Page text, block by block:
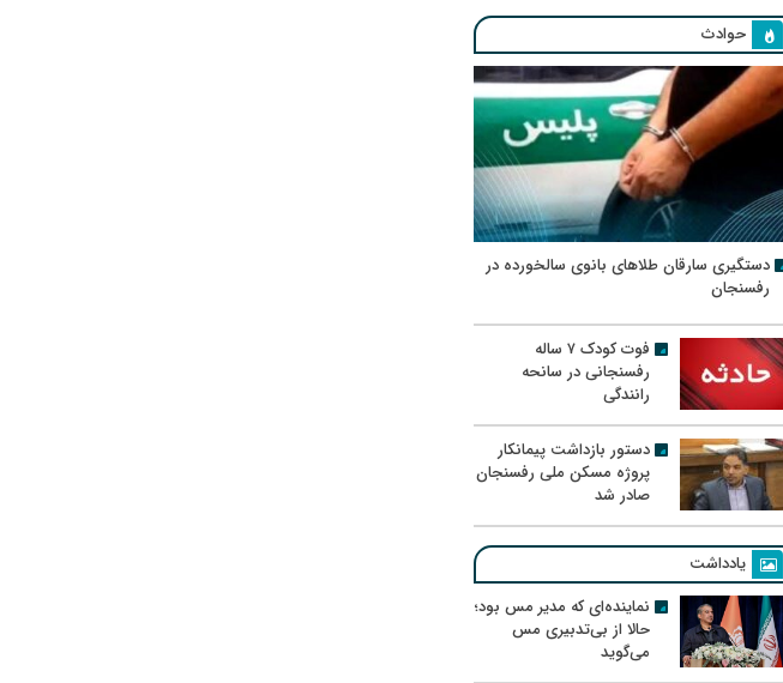
حوادث
دستگیری سارقان طلاهای بانوی سالخورده در
رفسنجان
فوت کودک ۷ ساله
رفسنجانی در سانحه
رانندگی
دستور بازداشت پیمانکار
پروژه مسکن ملی رفسنجان
صادر شد
یادداشت
نماینده‌ای که مدیر مس بود؛
حالا از بی‌تدبیری مس
می‌گوید